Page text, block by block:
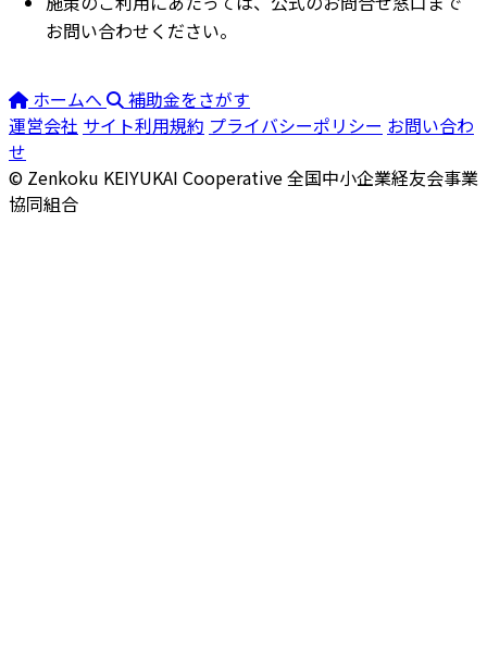
お問い合わせください。
ホームへ
補助金をさがす
運営会社 サイト利用規約 プライバシーポリシー お問い合わ
せ
© Zenkoku KEIYUKAI Cooperative全国中小企業経友会事業
協同組合